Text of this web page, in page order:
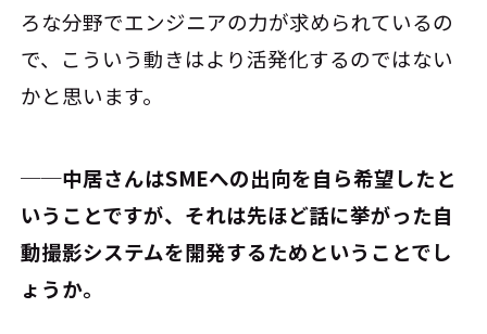
ろな分野でエンジニアの力が求められているの
で、こういう動きはより活発化するのではない
かと思います。
──中居さんはSMEへの出向を自ら希望したと
いうことですが、それは先ほど話に挙がった自
動撮影システムを開発するためということでし
ょうか。